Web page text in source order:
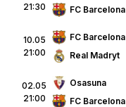
21:30
FC Barcelona
10.05
21:00
FC Barcelona
Real Madryt
02.05
21:00
Osasuna
FC Barcelona